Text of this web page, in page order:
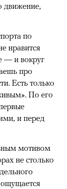
движение,
по
нравится
— и вокруг
про
Есть только
По его
и перед
мотивом
не столько
ощущается